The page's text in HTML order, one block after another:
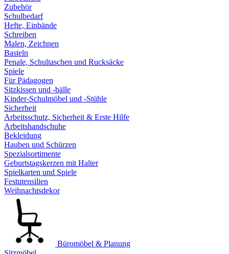
Zubehör
Schulbedarf
Hefte, Einbände
Schreiben
Malen, Zeichnen
Basteln
Penale, Schultaschen und Rucksäcke
Spiele
Für Pädagogen
Sitzkissen und -bälle
Kinder-Schulmöbel und -Stühle
Sicherheit
Arbeitsschutz, Sicherheit & Erste Hilfe
Arbeitshandschuhe
Bekleidung
Hauben und Schürzen
Spezialsortimente
Geburtstagskerzen mit Halter
Spielkarten und Spiele
Festutensilien
Weihnachtsdekor
Büromöbel & Planung